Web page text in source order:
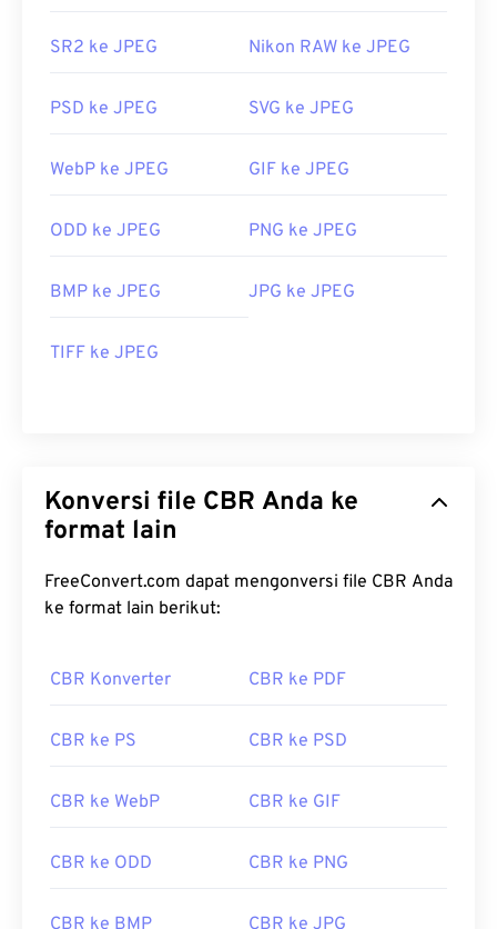
SR2 ke JPEG Nikon RAW ke JPEG
PSD ke JPEG SVG ke JPEG
WebP ke JPEG GIF ke JPEG
ODD ke JPEG PNG ke JPEG
BMP ke JPEG JPG ke JPEG
TIFF ke JPEG
Konversi file CBR Anda ke
format lain
FreeConvert.com dapat mengonversi file CBR Anda
ke format lain berikut:
CBR Konverter CBR ke PDF
CBR ke PS CBR ke PSD
CBR ke WebP CBR ke GIF
CBR ke ODD CBR ke PNG